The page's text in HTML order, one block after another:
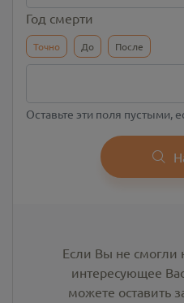
Год смерти
Точно До После
Оставьте эти поля пустыми,
Если Вы не смогли
интересующее
можете оставить